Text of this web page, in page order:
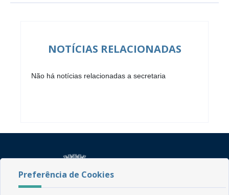
NOTÍCIAS RELACIONADAS
Não há notícias relacionadas a secretaria
Preferência de Cookies